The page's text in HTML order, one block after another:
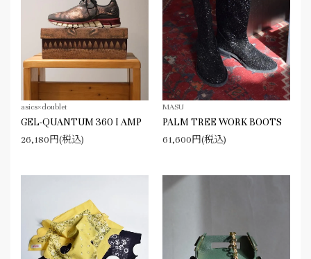
asics×doublet
GEL-QUANTUM 360 I AMP
26,180円(税込)
MASU
PALM TREE WORK BOOTS
61,600円(税込)